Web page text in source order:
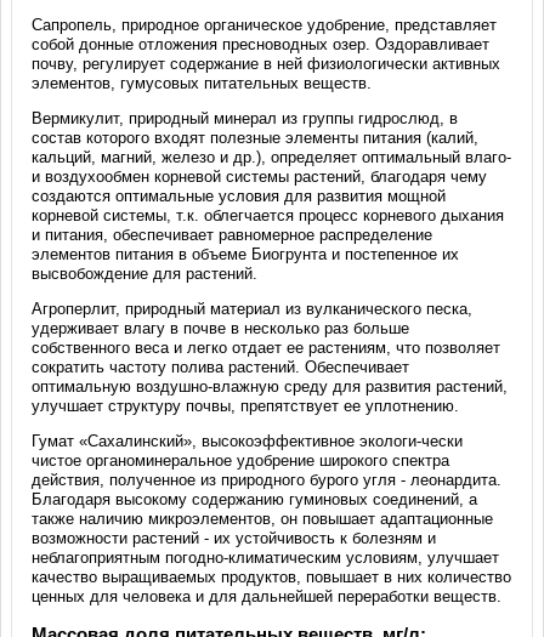
Сапропель, природное органическое удобрение, представляет
собой донные отложения пресноводных озер. Оздоравливает
почву, регулирует содержание в ней физиологически активных
элементов, гумусовых питательных веществ.
Вермикулит, природный минерал из группы гидрослюд, в
состав которого входят полезные элементы питания (калий,
кальций, магний, железо и др.), определяет оптимальный влаго-
и воздухообмен корневой системы растений, благодаря чему
создаются оптимальные условия для развития мощной
корневой системы, т.к. облегчается процесс корневого дыхания
и питания, обеспечивает равномерное распределение
элементов питания в объеме Биогрунта и постепенное их
высвобождение для растений.
Агроперлит, природный материал из вулканического песка,
удерживает влагу в почве в несколько раз больше
собственного веса и легко отдает ее растениям, что позволяет
сократить частоту полива растений. Обеспечивает
оптимальную воздушно-влажную среду для развития растений,
улучшает структуру почвы, препятствует ее уплотнению.
Гумат «Сахалинский», высокоэффективное экологи-чески
чистое органоминеральное удобрение широкого спектра
действия, полученное из природного бурого угля - леонардита.
Благодаря высокому содержанию гуминовых соединений, а
также наличию микроэлементов, он повышает адаптационные
возможности растений - их устойчивость к болезням и
неблагоприятным погодно-климатическим условиям, улучшает
качество выращиваемых продуктов, повышает в них количество
ценных для человека и для дальнейшей переработки веществ.